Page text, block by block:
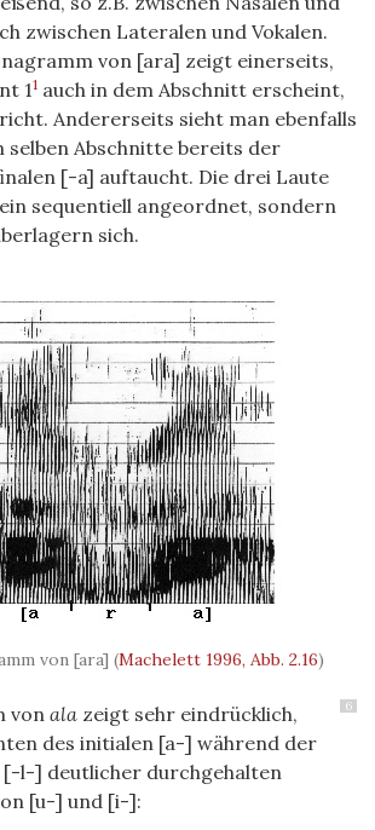
zwischen Lateralen und Vokalen.
von [ara] zeigt einerseits,
11 auch in dem Abschnitt erscheint,
Andererseits sieht man ebenfalls
selben Abschnitte bereits der
[-a] auftaucht. Die drei Laute
sequentiell angeordnet, sondern
sich.
von [ara] (Machelett 1996, Abb. 2.16)
6
von ala zeigt sehr eindrücklich,
des initialen [a-] während der
l-] deutlicher durchgehalten
[u-] und [i-]: